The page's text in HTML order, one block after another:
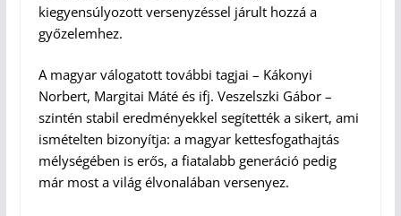
kiegyensúlyozott versenyzéssel járult hozzá a
győzelemhez.
A magyar válogatott további tagjai – Kákonyi
Norbert, Margitai Máté és ifj. Veszelszki Gábor –
szintén stabil eredményekkel segítették a sikert, ami
ismételten bizonyítja: a magyar kettesfogathajtás
mélységében is erős, a fiatalabb generáció pedig
már most a világ élvonalában versenyez.